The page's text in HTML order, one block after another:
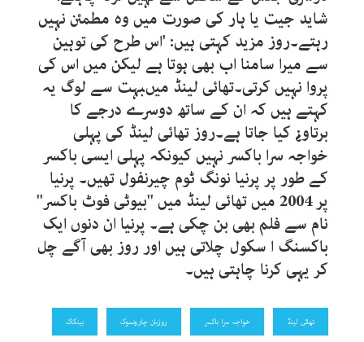
شاید جیت یا ہار کی صورت میں وہ مطمئن نہیں
رہتے۔روز مزید کہتی ہیں: 'اس طرح کی توہین
سے میرا سامنا اب بھی ہوتا ہے لیکن میں اس کی
پروا نہیں کرتی۔تھائی لینڈ میںبہت سے لوگ یہ
کہتے ہیں کہ ان کے ساتھ دوسرے درجے کا
برتاو¿ کیا جاتا ہے۔روز تھائی لینڈ کی پہلی
خواجہ سرا باکسر نہیں کیونکہ پہلی ایسی باکسر
کے طور پر پرنیا نونگ ٹوم چیرنفول تھیں۔ پرنیا
پر 2004 میں تھائی لینڈ میں "بیوٹی فوٹ باکسر"
نام سے فلم بھی بن چکی ہے۔ پرنیا ان دنوں ایک
باکسنگ ا سکول چلاتی ہیں اور روز بھی آگے چل
کر یہی کرنا چاہتی ہیں۔
تھائی لینڈ خواجہ سرا باکسر روزبان چارونسوک بینکاک